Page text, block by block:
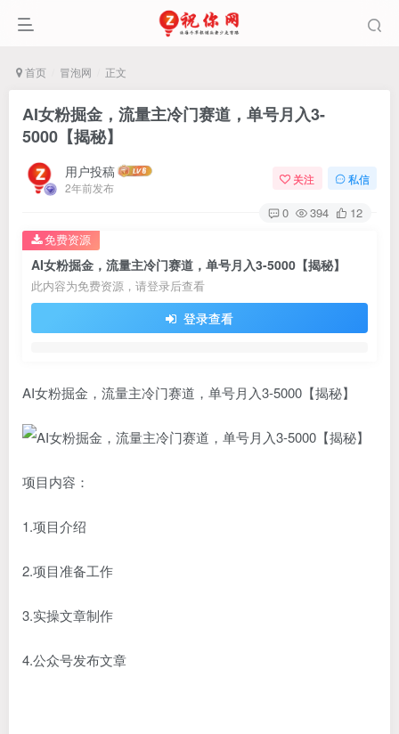
首页 冒泡网 正文
AI女粉掘金，流量主冷门赛道，单号月入3-
5000【揭秘】
用户投稿
2年前发布
关注 私信
0 394 12
AI女粉掘金，流量主冷门赛道，单号月入3-5000【揭秘】
此内容为免费资源，请登录后查看
登录查看
免费资源
AI女粉掘金，流量主冷门赛道，单号月入3-5000【揭秘】
项目内容：
1.项目介绍
2.项目准备工作
3.实操文章制作
4.公众号发布文章